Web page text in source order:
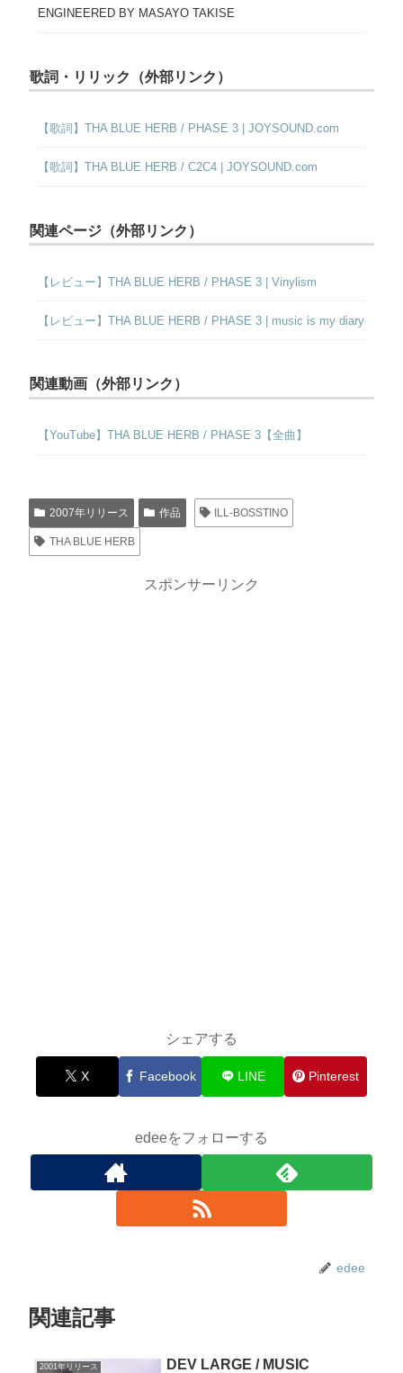
ENGINEERED BY MASAYO TAKISE
歌詞・リリック（外部リンク）
【歌詞】THA BLUE HERB / PHASE 3 | JOYSOUND.com
【歌詞】THA BLUE HERB / C2C4 | JOYSOUND.com
関連ページ（外部リンク）
【レビュー】THA BLUE HERB / PHASE 3 | Vinylism
【レビュー】THA BLUE HERB / PHASE 3 | music is my diary
関連動画（外部リンク）
【YouTube】THA BLUE HERB / PHASE 3【全曲】
2007年リリース 作品 ILL-BOSSTINO
THA BLUE HERB
スポンサーリンク
シェアする
X Facebook LINE Pinterest
edeeをフォローする
edee
関連記事
2001年リリース
DEV LARGE / MUSIC